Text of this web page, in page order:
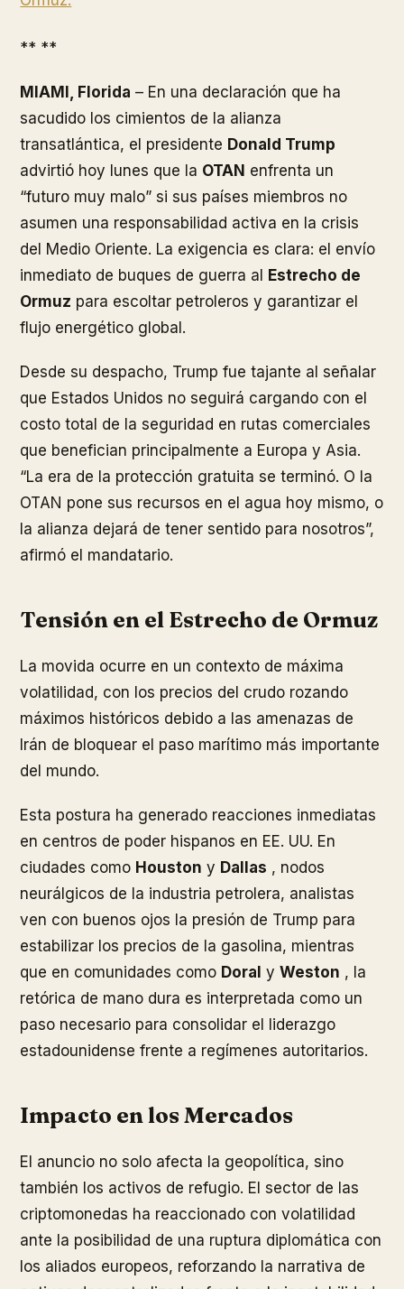
** **
MIAMI, Florida – En una declaración que ha
sacudido los cimientos de la alianza
transatlántica, el presidente Donald Trump
advirtió hoy lunes que la OTAN enfrenta un
“futuro muy malo” si sus países miembros no
asumen una responsabilidad activa en la crisis
del Medio Oriente. La exigencia es clara: el envío
inmediato de buques de guerra al Estrecho de
Ormuz para escoltar petroleros y garantizar el
flujo energético global.
Desde su despacho, Trump fue tajante al señalar
que Estados Unidos no seguirá cargando con el
costo total de la seguridad en rutas comerciales
que benefician principalmente a Europa y Asia.
“La era de la protección gratuita se terminó. O la
OTAN pone sus recursos en el agua hoy mismo, o
la alianza dejará de tener sentido para nosotros”,
afirmó el mandatario.
Tensión en el Estrecho de Ormuz
La movida ocurre en un contexto de máxima
volatilidad, con los precios del crudo rozando
máximos históricos debido a las amenazas de
Irán de bloquear el paso marítimo más importante
del mundo.
Esta postura ha generado reacciones inmediatas
en centros de poder hispanos en EE. UU. En
ciudades como Houston y Dallas , nodos
neurálgicos de la industria petrolera, analistas
ven con buenos ojos la presión de Trump para
estabilizar los precios de la gasolina, mientras
que en comunidades como Doral yWeston , la
retórica de mano dura es interpretada como un
paso necesario para consolidar el liderazgo
estadounidense frente a regímenes autoritarios.
Impacto en los Mercados
El anuncio no solo afecta la geopolítica, sino
también los activos de refugio. El sector de las
criptomonedas ha reaccionado con volatilidad
ante la posibilidad de una ruptura diplomática con
los aliados europeos, reforzando la narrativa de